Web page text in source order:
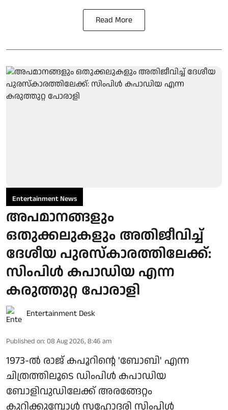
Read More
Entertainment News
അപമാനങ്ങളും
ഒതുക്കലുകളും അതിജീവിച്ച്
ദേശീയ പുരസ്‌കാരത്തിലേക്ക്:
സിംപിള്‍ കപാഡിയ എന്ന
കരുത്തുറ്റ പോരാളി
Entertainment Desk
Published on: 08 Aug 2026, 8:46 am
1973-ല്‍ രാജ് കപൂറിന്റെ 'ബോബി' എന്ന
ചിത്രത്തിലൂടെ ഡിംപിള്‍ കപാഡിയ
ബോളിവുഡിലേക്ക് അരങ്ങേറ്റം
കുറിക്കുമ്പോള്‍ സഹോദരി സിംപിള്‍